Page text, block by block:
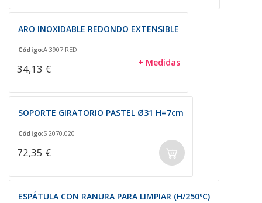
ARO INOXIDABLE REDONDO EXTENSIBLE
Código:A 3907.RED
34,13 € + Medidas
SOPORTE GIRATORIO PASTEL Ø31 H=7cm
Código:S 2070.020
72,35 €
ESPÁTULA CON RANURA PARA LIMPIAR (H/250ºC)